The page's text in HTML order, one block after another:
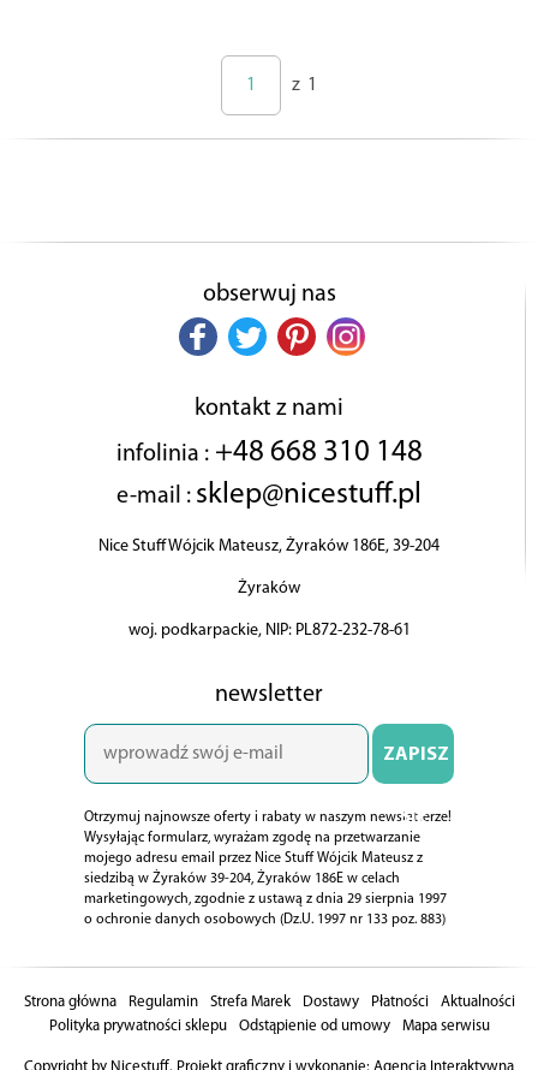
z 1
obserwuj nas
kontakt z nami
infolinia :+48 668 310 148
e-mail : sklep@nicestuff.pl
Nice Stuff Wójcik Mateusz, Żyraków 186E, 39-204
Żyraków
woj. podkarpackie, NIP: PL872-232-78-61
newsletter
ZAPISZ
SIĘ
Otrzymuj najnowsze oferty i rabaty w naszym newsletterze!
Wysyłając formularz, wyrażam zgodę na przetwarzanie
mojego adresu email przez Nice Stuff Wójcik Mateusz z
siedzibą w Żyraków 39-204, Żyraków 186E w celach
marketingowych, zgodnie z ustawą z dnia 29 sierpnia 1997
o ochronie danych osobowych (Dz.U. 1997 nr 133 poz. 883)
Strona główna Regulamin Strefa Marek Dostawy Płatności
Aktualności
Polityka prywatności sklepu
Odstąpienie od umowy Mapa serwisu